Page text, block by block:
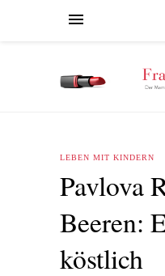
LEBEN MIT KINDERN
Pavlova
Beeren:
köstlich